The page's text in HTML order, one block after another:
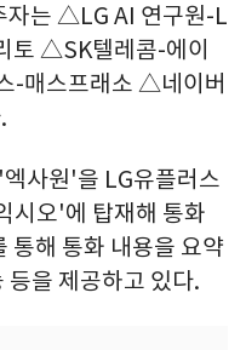
자는 △LG AI 연구원-L
토 △SK텔레콤-에이
-매스프래소 △네이버
사원'을 LG유플러스
시오'에 탑재해 통화
통해 통화 내용을 요약
등을 제공하고 있다.